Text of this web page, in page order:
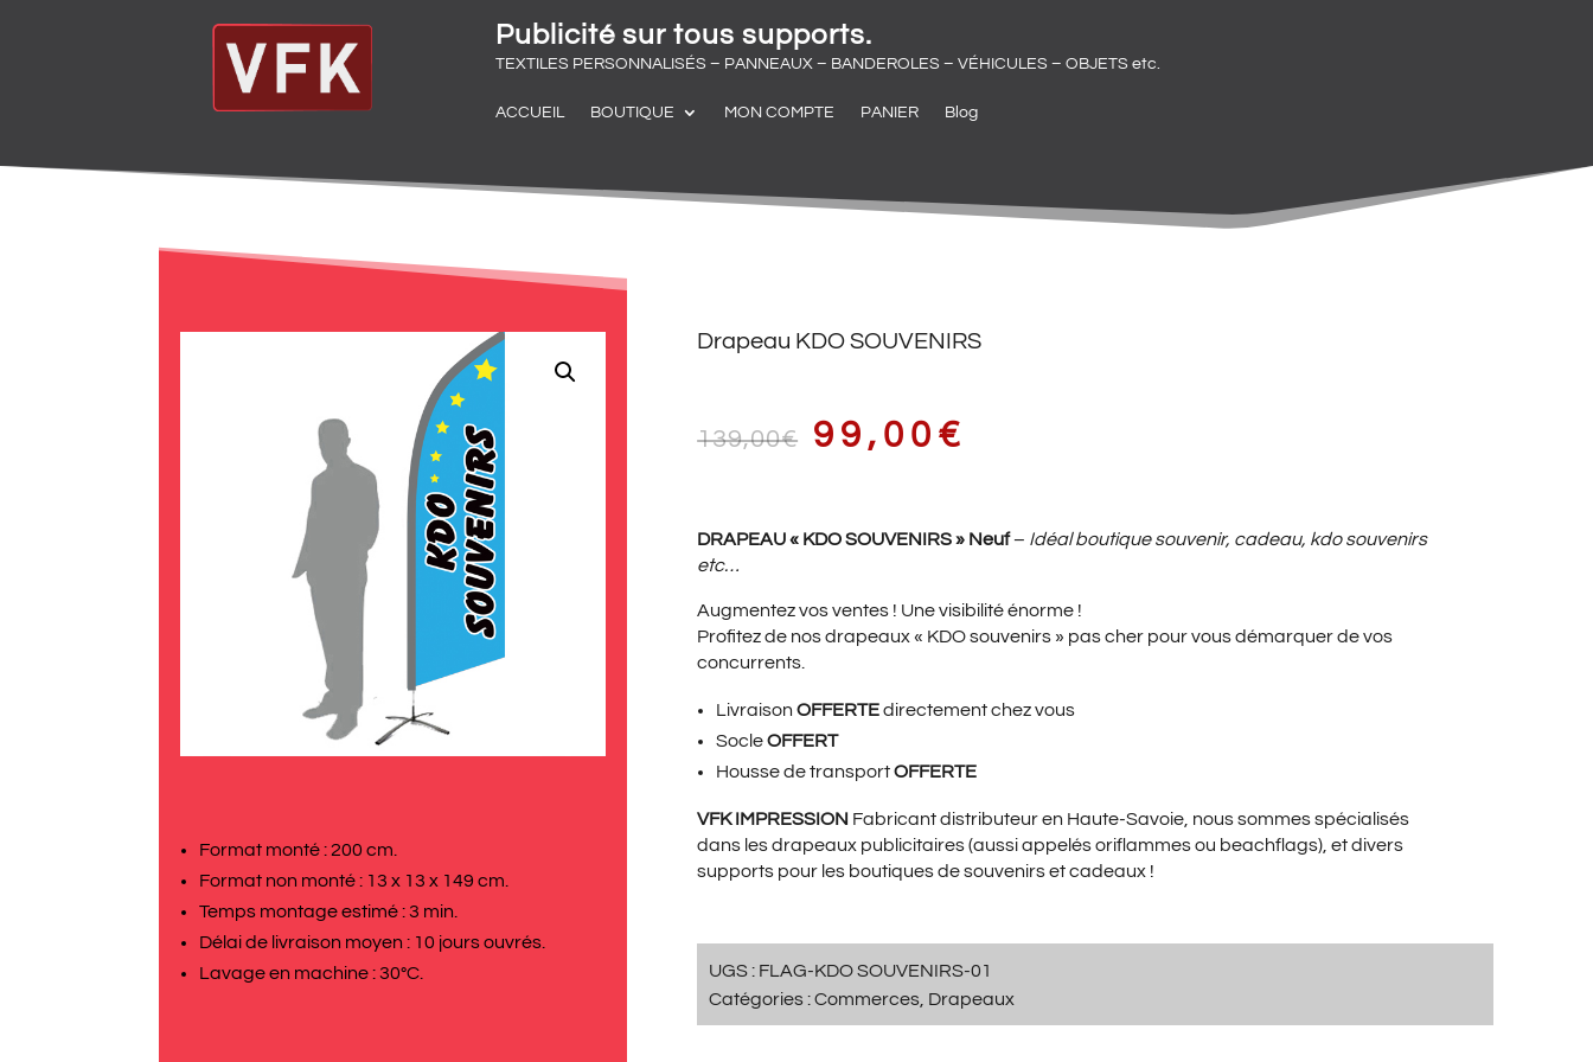
Publicité sur tous supports.
TEXTILES PERSONNALISÉS – PANNEAUX – BANDEROLES – VÉHICULES – OBJETS etc.
ACCUEIL BOUTIQUE MON COMPTE PANIER Blog
Format monté : 200 cm.
Format non monté : 13 x 13 x 149 cm.
Temps montage estimé : 3 min.
Délai de livraison moyen : 10 jours ouvrés.
Lavage en machine : 30°C.
Drapeau KDO SOUVENIRS
139,00€ LE
PRIX
INITIAL
ÉTAIT :
139,00€.
99,00 €
PRIX
ACTUEL
99,00€.
DRAPEAU « KDO SOUVENIRS » Neuf– Idéal boutique souvenir, cadeau, kdo souvenirs
etc…
Augmentez vos ventes ! Une visibilité énorme !
Profitez de nos drapeaux « KDO souvenirs » pas cher pour vous démarquer de vos
concurrents.
LivraisonOFFERTEdirectement chez vous
SocleOFFERT
Housse de transportOFFERTE
VFK IMPRESSION Fabricant distributeur en Haute-Savoie, nous sommes spécialisés
dans les drapeaux publicitaires (aussi appelés oriflammes ou beachflags), et divers
supports pour les boutiques de souvenirs et cadeaux !
UGS : FLAG-KDO SOUVENIRS-01
Catégories :Commerces Drapeaux